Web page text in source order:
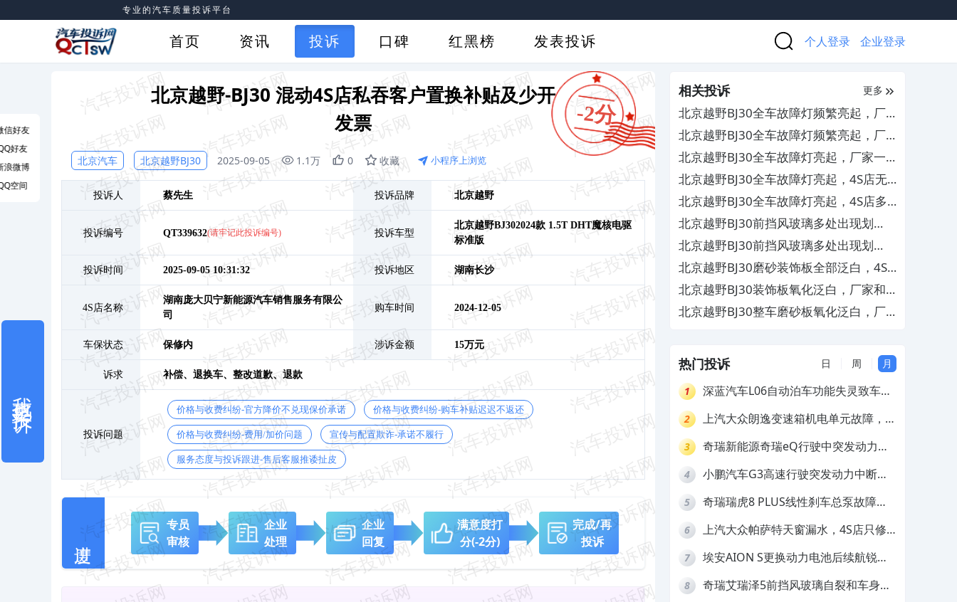
专业的汽车质量投诉平台
首页 资讯 投诉 口碑 红黑榜 发表投诉 个人登录 企业登录
-2分
北京越野-BJ30 混动4S店私吞客户置换补贴及少开
发票
北京汽车 北京越野BJ30 2025-09-05 1.1万 0 收藏 小程序上浏览
投诉人 蔡先生 投诉品牌 北京越野
投诉编号 QT339632(请牢记此投诉编号) 投诉车型
北京越野BJ302024款 1.5T DHT魔核电驱
标准版
投诉时间 2025-09-05 10:31:32 投诉地区 湖南长沙
4S店名称
湖南庞大贝宁新能源汽车销售服务有限公
司
购车时间 2024-12-05
车保状态 保修内 涉诉金额 15万元
诉求 补偿、 退换车、 整改道歉、 退款
投诉问题
价格与收费纠纷-官方降价不兑现保价承诺 价格与收费纠纷-购车补贴迟迟不返还
价格与收费纠纷-费用/加价问题 宣传与配置欺诈-承诺不履行
服务态度与投诉跟进-售后客服推诿扯皮
专员
审核
企业
处理
企业
回复
满意度打
分(-2分)
完成/再
投诉
相关投诉 更多
北京越野BJ30全车故障灯频繁亮起，厂
家一直无人处理
北京越野BJ30全车故障灯频繁亮起，厂
家一直无人处理
北京越野BJ30全车故障灯亮起，厂家一
直无人处理
北京越野BJ30全车故障灯亮起，4S店无
法解决其服务态度恶劣
北京越野BJ30全车故障灯亮起，4S店多
次换件维修无效
北京越野BJ30前挡风玻璃多处出现划
痕，严重影响安全驾驶
北京越野BJ30前挡风玻璃多处出现划
痕，严重影响安全驾驶
北京越野BJ30磨砂装饰板全部泛白，4S
店协商无果且要求签霸王条款
北京越野BJ30装饰板氧化泛白，厂家和
4S店不管不问
北京越野BJ30整车磨砂板氧化泛白，厂
热门投诉 日 周 月
1
深蓝汽车L06自动泊车功能失灵致车辆
2
上汽大众朗逸变速箱机电单元故障，厂
3
奇瑞新能源奇瑞eQ行驶中突发动力受
拒绝三电质保
4
小鹏汽车G3高速行驶突发动力中断，
5
奇瑞瑞虎8 PLUS线性刹车总泵故障，
6
上汽大众帕萨特天窗漏水，4S店只修
7
埃安AION S更换动力电池后续航锐
8
奇瑞艾瑞泽5前挡风玻璃自裂和车身多
信好友
好友
浪微博
空间